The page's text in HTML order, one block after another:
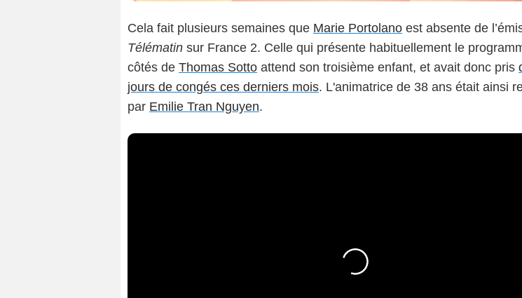
Cela fait plusieurs semaines que Marie Portolano est absente de
Télématin sur France 2. Celle qui présente habituellement le
côtés de Thomas Sotto attend son troisième enfant, et avait donc pris
jours de congés ces derniers mois. L'animatrice de 38 ans était ainsi
par Emilie Tran Nguyen.